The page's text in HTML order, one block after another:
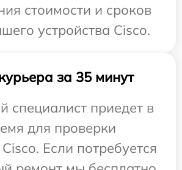
стоимости и сроков
устройства Cisco.
за 35 минут
специалист приедет в
для проверки
Если потребуется